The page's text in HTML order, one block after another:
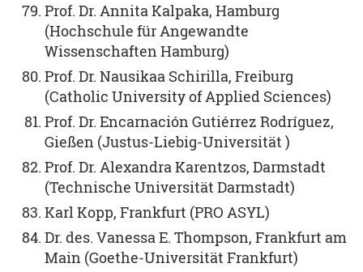
Prof. Dr. Annita Kalpaka, Hamburg
(Hochschule für Angewandte
Wissenschaften Hamburg)
Prof. Dr. Nausikaa Schirilla, Freiburg
(Catholic University of Applied Sciences)
Prof. Dr. Encarnación Gutiérrez Rodríguez,
Gießen (Justus-Liebig-Universität )
Prof. Dr. Alexandra Karentzos, Darmstadt
(Technische Universität Darmstadt)
Karl Kopp, Frankfurt (PRO ASYL)
Dr. des. Vanessa E. Thompson, Frankfurt am
Main (Goethe-Universität Frankfurt)